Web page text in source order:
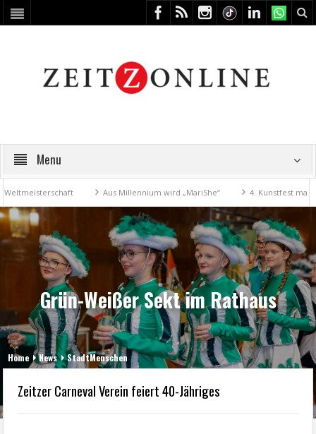
Menu
Aus Millennium wird „MariShe“ 4. Kunstfest macht
Grün-Weißer Sekt im Rathaus
Home News StadtMenschen
Zeitzer Carneval Verein feiert 40-Jähriges